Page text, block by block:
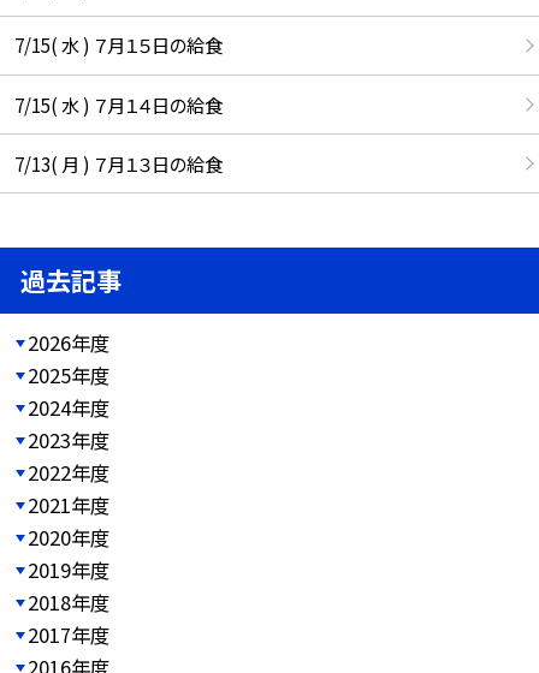
7/15( 水 ) ７月１５日の給食
7/15( 水 ) ７月１４日の給食
7/13( 月 ) ７月１３日の給食
過去記事
2026年度
2025年度
2024年度
2023年度
2022年度
2021年度
2020年度
2019年度
2018年度
2017年度
2016年度